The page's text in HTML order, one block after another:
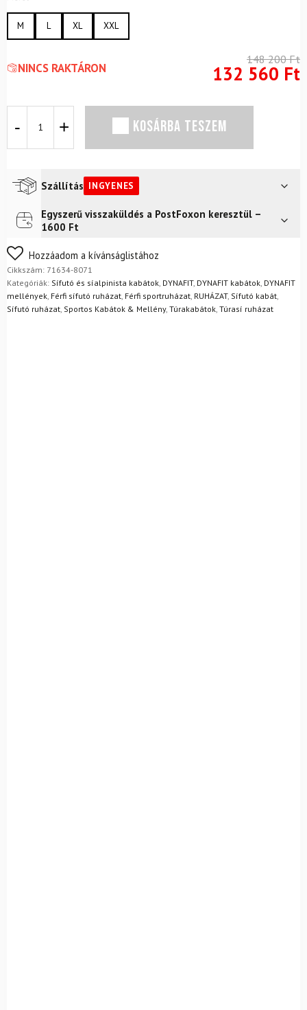
M L XL XXL
NINCS RAKTÁRON
148 200Ft
132 560 Ft
TLT
Storm
Blue
mennyiség
KOSÁRBA TESZEM
Szállítás INGYENES
Futár a címreIngyenes
FoxPost
Egyszerű visszaküldés a PostFoxon keresztül –
1600 Ft
Nem biztos a választásában? Semmi gond – a terméket
egyszerűen visszaküldheti 14 napon belül, indoklás nélkül.
Mik a visszaküldés feltételei?
Hozzáadom a kívánságlistához
Cikkszám: 71634-8071
Kategóriák: Sífutó és síalpinista kabátok DYNAFIT, DYNAFIT kabátok DYNAFIT
mellények Férfi sífutó ruházat Férfi sportruházat RUHÁZAT, Sífutó kabát
Sífutó ruházat Sportos Kabátok & Mellény, Túrakabátok Túrasí ruházat